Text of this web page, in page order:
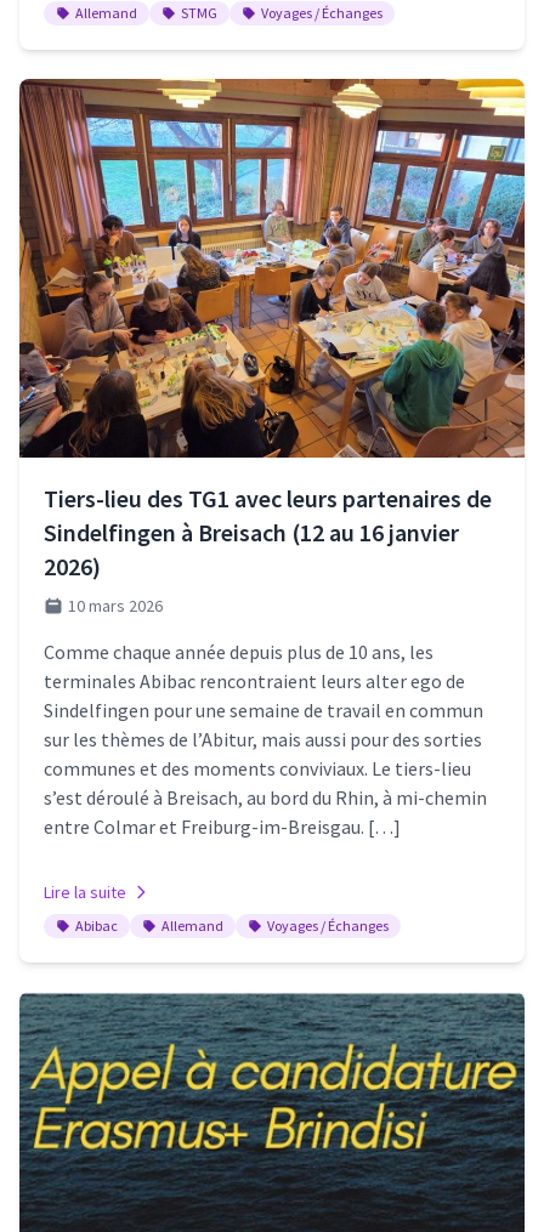
Allemand STMG Voyages / Échanges
Tiers-lieu des TG1 avec leurs partenaires de
Sindelfingen à Breisach (12 au 16 janvier
2026)
10 mars 2026
Comme chaque année depuis plus de 10 ans, les
terminales Abibac rencontraient leurs alter ego de
Sindelfingen pour une semaine de travail en commun
sur les thèmes de l’Abitur, mais aussi pour des sorties
communes et des moments conviviaux. Le tiers-lieu
s’est déroulé à Breisach, au bord du Rhin, à mi-chemin
entre Colmar et Freiburg-im-Breisgau. […]
Lire la suite
Abibac Allemand Voyages / Échanges